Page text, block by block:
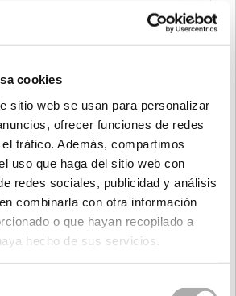
cookies
sitio web se usan para personalizar
ofrecer funciones de redes
tráfico. Además, compartimos
uso que haga del sitio web con
redes sociales, publicidad y análisis
combinarla con otra información
o que hayan recopilado a
hecho de sus servicios.
en un fichero automatizado
con la finalidad de poder facilitar,
empresa informa de la
los derechos de acceso,
y oposición mediante un
info@neumaticosclavijo.com
comunique lo contrario,
sus datos no han sido
usted se compromete a
variación y que tenemos el
para utilizarlos a fin de poder